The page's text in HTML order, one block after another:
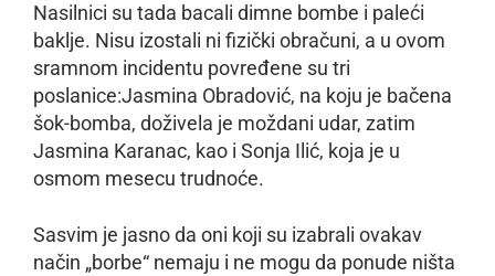
Nasilnici su tada bacali dimne bombe i paleći
baklje. Nisu izostali ni fizički obračuni, a u ovom
sramnom incidentu povređene su tri
poslanice:Jasmina Obradović, na koju je bačena
šok-bomba, doživela je moždani udar, zatim
Jasmina Karanac, kao i Sonja Ilić, koja je u
osmom mesecu trudnoće.
Sasvim je jasno da oni koji su izabrali ovakav
način „borbe“ nemaju i ne mogu da ponude ništa